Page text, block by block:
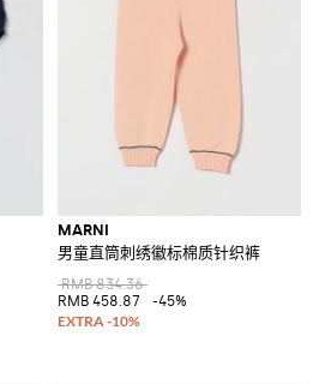
MARNI
男童直筒刺绣徽标棉质针织裤
RMB 834.36
RMB 458.87
-45%